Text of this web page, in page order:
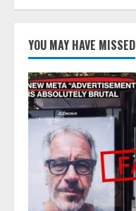
YOU MAY HAVE MISSED